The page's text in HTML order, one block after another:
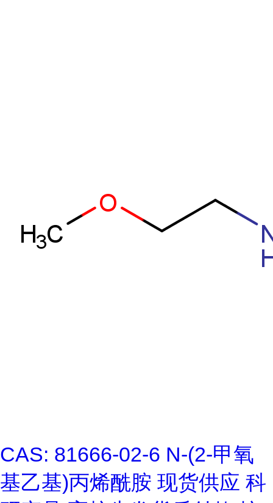
CAS: 81666-02-6 N-(2-甲氧
基乙基)丙烯酰胺 现货供应 科